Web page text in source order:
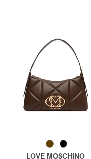
LOVE MOSCHINO